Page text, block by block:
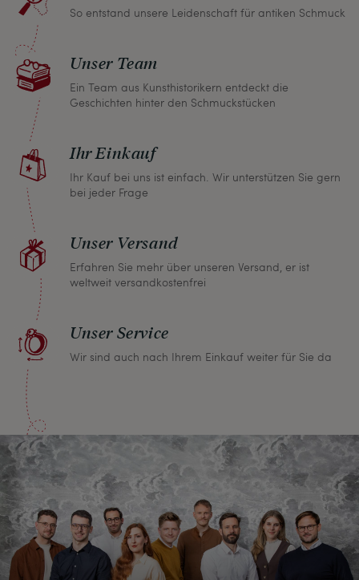
Sollten Sie aus irgendeinem Grund doch einmal
nicht zufrieden sein, nehmen Sie bitte mit uns
Kontakt auf und wir finden umgehend eine
gemeinsame Lösung. Unabhängig davon können
Sie innerhalb von einem Monat jeden Artikel
zurückgeben und wir erstatten Ihnen den vollen
Kaufpreis.
So entstand unsere Leidenschaft für antiken Schmuck
Unser Team
Ein Team aus Kunsthistorikern entdeckt die
Geschichten hinter den Schmuckstücken
Ihr Einkauf
Ihr Kauf bei uns ist einfach. Wir unterstützen Sie gern
bei jeder Frage
Unser Versand
Erfahren Sie mehr über unseren Versand, er ist
weltweit versandkostenfrei
Unser Service
Wir sind auch nach Ihrem Einkauf weiter für Sie da